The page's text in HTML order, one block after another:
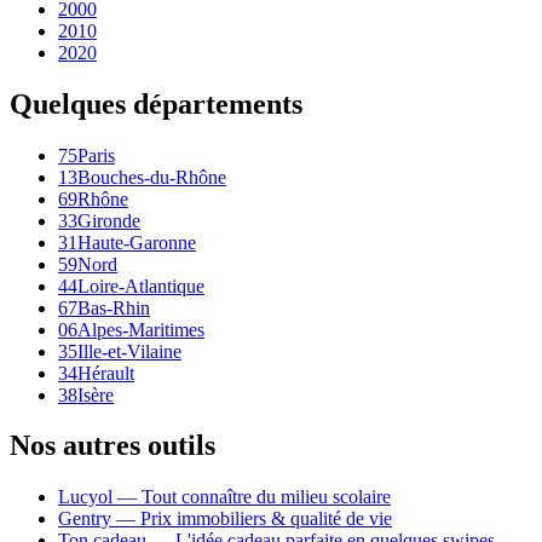
2000
2010
2020
Quelques départements
75Paris
13Bouches-du-Rhône
69Rhône
33Gironde
31Haute-Garonne
59Nord
44Loire-Atlantique
67Bas-Rhin
06Alpes-Maritimes
35Ille-et-Vilaine
34Hérault
38Isère
Nos autres outils
Lucyol — Tout connaître du milieu scolaire
Gentry — Prix immobiliers & qualité de vie